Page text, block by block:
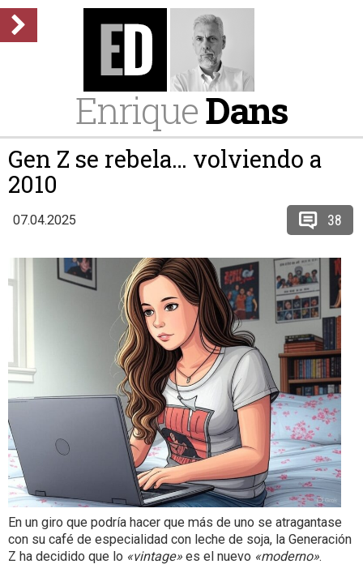
EnriqueDans
Gen Z se rebela… volviendo a
2010
07.04.2025 38
En un giro que podría hacer que más de uno se atragantase
con su café de especialidad con leche de soja, la Generación
Z ha decidido que lo «vintage» es el nuevo «moderno».